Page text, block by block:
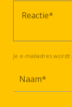
Je e-mailadres